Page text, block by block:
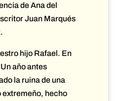
de Ana del
Juan Marqués
hijo Rafael. En
año antes
la ruina de una
extremeño, hecho